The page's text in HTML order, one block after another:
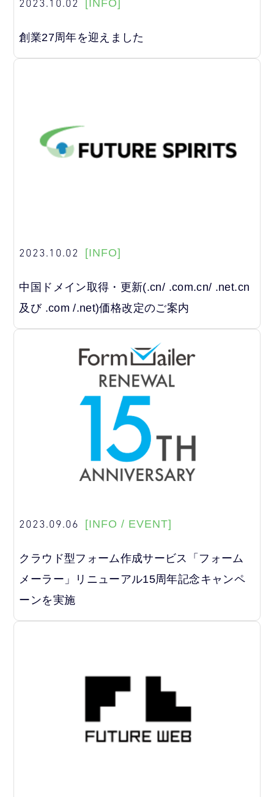
2023.10.02 [INFO]
創業27周年を迎えました
2023.10.02 [INFO]
中国ドメイン取得・更新(.cn/ .com.cn/ .net.cn
及び .com /.net)価格改定のご案内
2023.09.06 [INFO / EVENT]
クラウド型フォーム作成サービス「フォーム
メーラー」リニューアル15周年記念キャンペ
ーンを実施